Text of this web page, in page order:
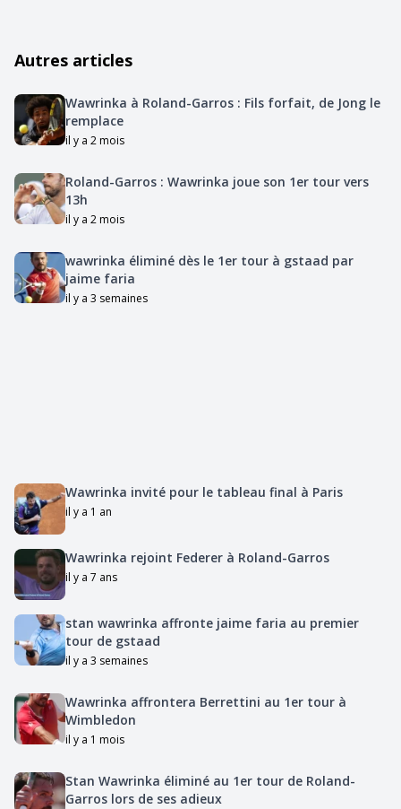
Autres articles
Wawrinka à Roland-Garros : Fils forfait, de Jong le
remplace
il y a 2 mois
Roland-Garros : Wawrinka joue son 1er tour vers
13h
il y a 2 mois
wawrinka éliminé dès le 1er tour à gstaad par
jaime faria
il y a 3 semaines
Wawrinka invité pour le tableau final à Paris
il y a 1 an
Wawrinka rejoint Federer à Roland-Garros
il y a 7 ans
stan wawrinka affronte jaime faria au premier
tour de gstaad
il y a 3 semaines
Wawrinka affrontera Berrettini au 1er tour à
Wimbledon
il y a 1 mois
Stan Wawrinka éliminé au 1er tour de Roland-
Garros lors de ses adieux